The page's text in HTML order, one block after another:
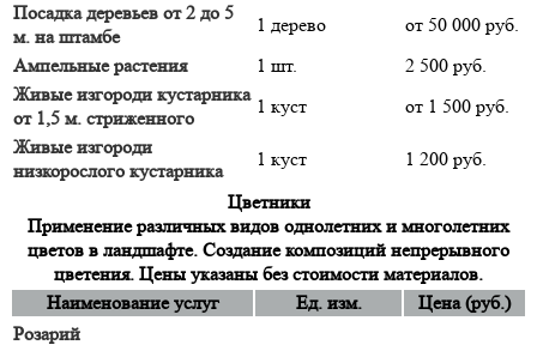
Посадка деревьев от 2 до 5
м. на штамбе
1 дерево
от 50 000 руб.
Ампельные растения
1 шт.
2 500 руб.
Живые изгороди кустарника
от 1,5 м. стриженного
1 куст
от 1 500 руб.
Живые изгороди
низкорослого кустарника
1 куст
1 200 руб.
Цветники
Применение различных видов однолетних и многолетних
цветов в ландшафте. Создание композиций непрерывного
цветения. Цены указаны без стоимости материалов.
Наименование услуг
Ед. изм.
Цена (руб.)
Розарий